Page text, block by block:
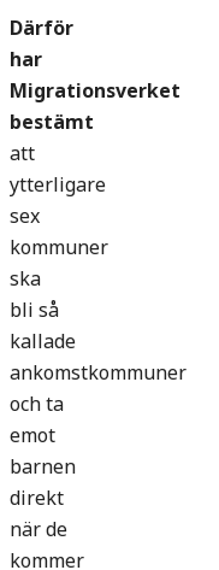
Därför
har
Migrationsverket
bestämt
att
ytterligare
sex
kommuner
ska
bli så
kallade
ankomstkommuner
och ta
emot
barnen
direkt
när de
kommer